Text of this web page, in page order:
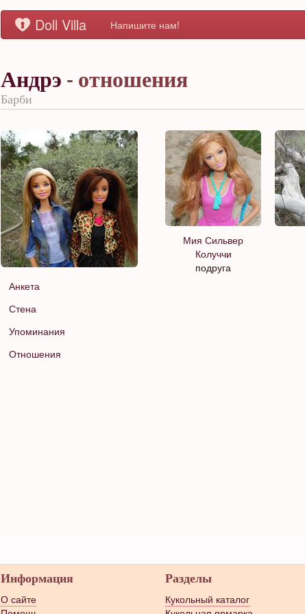
Doll Villa Напишите нам!
Андрэ - отношения
Барби
Анкета
Стена
Упоминания
Отношения
Мия Сильвер
Колуччи
подруга
Информация
О сайте
Разделы
Кукольный каталог